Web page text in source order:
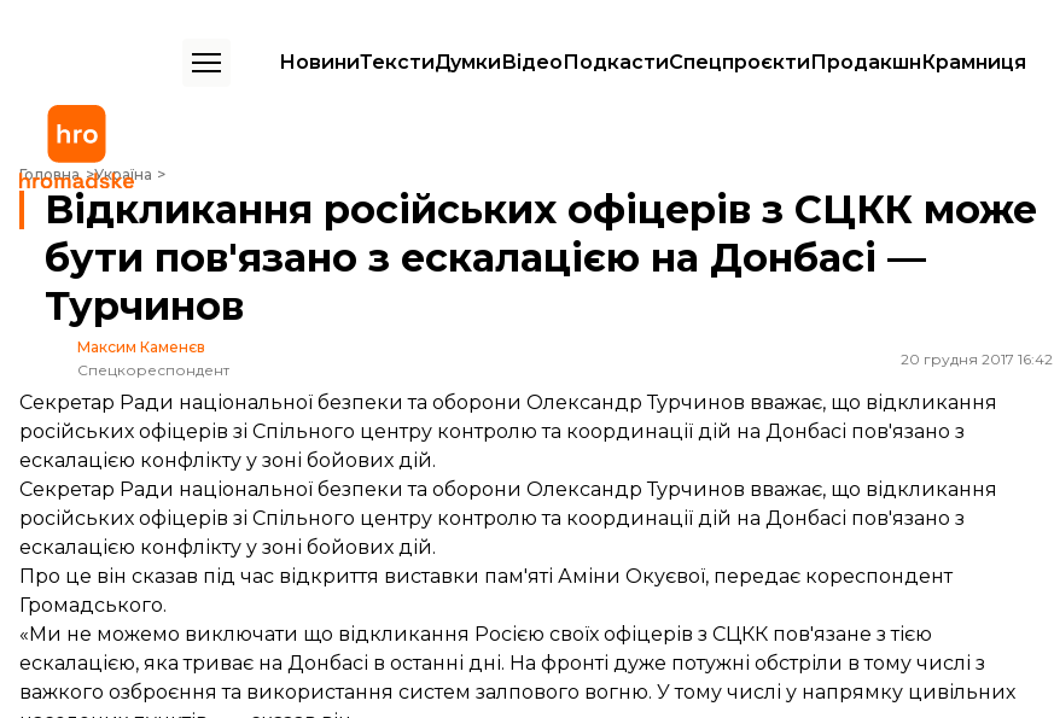
НовиниТекстиДумкиВідеоПодкастиСпецпроєктиПродакшнКрамниця
Головна Україна
Відкликання російських офіцерів з СЦКК може бути пов'язано з ескалацією на Донбасі — Турчинов
Відкликання російських офіцерів з СЦКК може
бути пов'язано з ескалацією на Донбасі —
Турчинов
Максим Каменєв
Спецкореспондент
20 грудня 2017 16:42
Секретар Ради національної безпеки та оборони Олександр Турчинов вважає, що відкликання
російських офіцерів зі Спільного центру контролю та координації дій на Донбасі пов'язано з
ескалацією конфлікту у зоні бойових дій.
Секретар Ради національної безпеки та оборони Олександр Турчинов вважає, що відкликання
російських офіцерів зі Спільного центру контролю та координації дій на Донбасі пов'язано з
ескалацією конфлікту у зоні бойових дій.
Про це він сказав під час відкриття виставки пам'яті Аміни Окуєвої, передає кореспондент
Громадського.
«Ми не можемо виключати що відкликання Росією своїх офіцерів з СЦКК пов'язане з тією
ескалацією, яка триває на Донбасі в останні дні. На фронті дуже потужні обстріли в тому числі з
важкого озброєння та використання систем залпового вогню. У тому числі у напрямку цивільних